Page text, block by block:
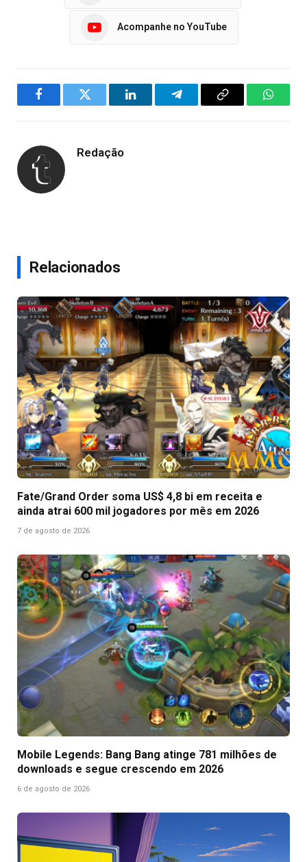
Acompanhe no YouTube
FacebookTwitter LinkedInTelegramCopy
Redação
Relacionados
Fate/Grand Order soma US$ 4,8 bi em receita e
ainda atrai 600 mil jogadores por mês em 2026
7 de agosto de 2026
Mobile Legends: Bang Bang atinge 781 milhões de
downloads e segue crescendo em 2026
6 de agosto de 2026